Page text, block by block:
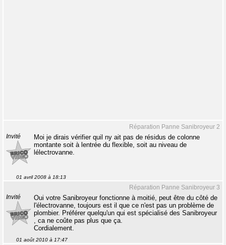
Réparation Panne Sanibroyeur 2
Invité
Moi je dirais vérifier quil ny ait pas de résidus de colonne
montante soit à lentrée du flexible, soit au niveau de
lélectrovanne.
01 avril 2008 à 18:13
Réparation Panne Sanibroyeur 3
Invité
Oui votre Sanibroyeur fonctionne à moitié, peut être du côté de
l'électrovanne, toujours est il que ce n'est pas un problème de
plombier. Préférer quelqu'un qui est spécialisé des Sanibroyeur
, ca ne coûte pas plus que ça.
Cordialement.
01 août 2010 à 17:47